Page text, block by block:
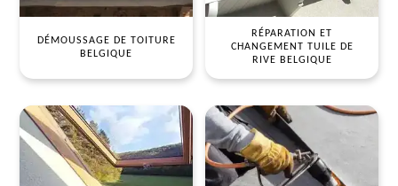
DÉMOUSSAGE DE TOITURE
BELGIQUE
RÉPARATION ET
CHANGEMENT TUILE DE
RIVE BELGIQUE